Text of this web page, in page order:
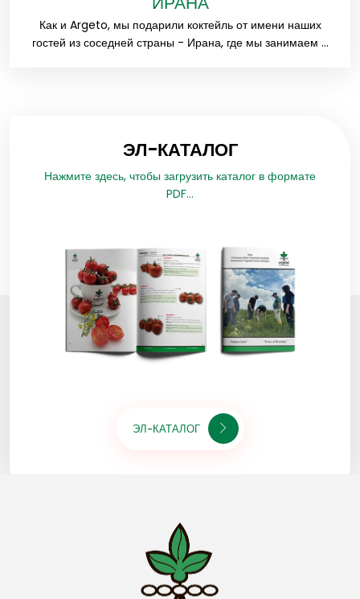
Как и Argeto, мы подарили коктейль от имени наших
гостей из соседней страны - Ирана, где мы занимаем ...
ЭЛ-КАТАЛОГ
Нажмите здесь, чтобы загрузить каталог в формате
PDF...
ЭЛ-КАТАЛОГ